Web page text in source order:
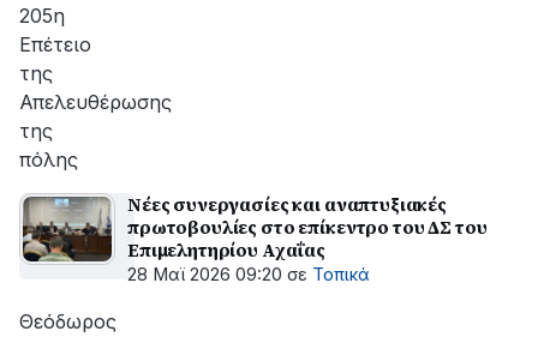
205η
Επέτειο
της
Απελευθέρωσης
της
πόλης
Νέες συνεργασίες και αναπτυξιακές
πρωτοβουλίες στο επίκεντρο του ΔΣ του
Επιμελητηρίου Αχαΐας
28 Μαϊ 2026 09:20 σε Τοπικά
Θεόδωρος